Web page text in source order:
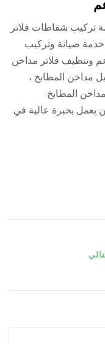
تركيب شفاطات فلاتر
صيانة وتركيب
وتنظيف فلاتر مداخن
مداخن المطابخ ،
المطابخ
يعمل بخبرة عالية في